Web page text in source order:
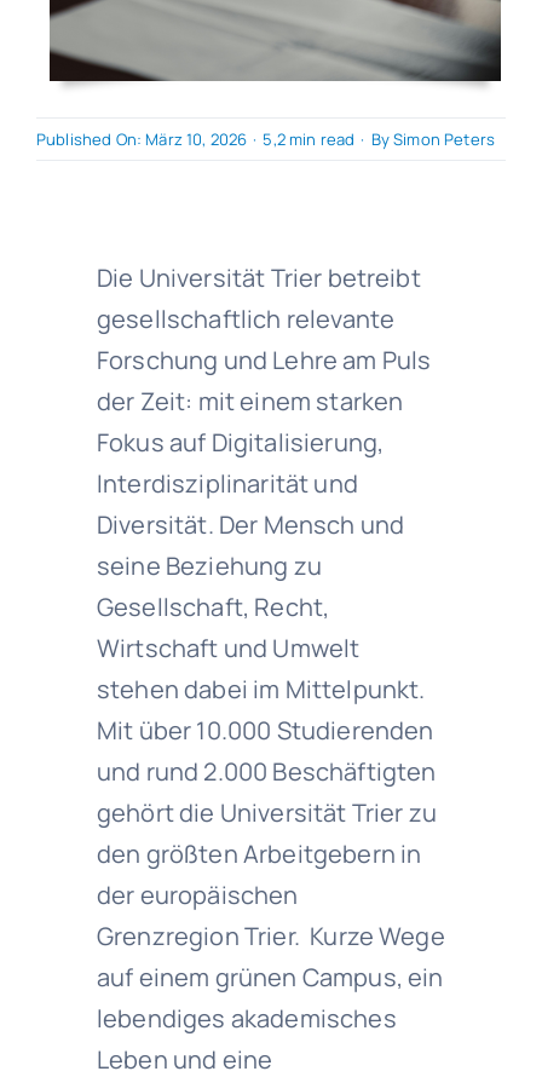
Published On: März 10, 2026 · 5,2 min read · BySimon Peters
Die Universität Trier betreibt
gesellschaftlich relevante
Forschung und Lehre am Puls
der Zeit: mit einem starken
Fokus auf Digitalisierung,
Interdisziplinarität und
Diversität. Der Mensch und
seine Beziehung zu
Gesellschaft, Recht,
Wirtschaft und Umwelt
stehen dabei im Mittelpunkt.
Mit über 10.000 Studierenden
und rund 2.000 Beschäftigten
gehört die Universität Trier zu
den größten Arbeitgebern in
der europäischen
Grenzregion Trier. Kurze Wege
auf einem grünen Campus, ein
lebendiges akademisches
Leben und eine